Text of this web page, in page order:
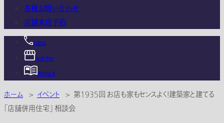
各種お問い合わせ
店舗来店予約
お電話
来店予約
資料請求
ホーム > イベント > 第1935回 お店も家もセンスよく！建築家と建てる
「店舗併用住宅」 相談会